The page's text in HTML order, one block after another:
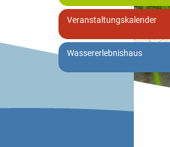
Veranstaltungskalender
Wassererlebnishaus